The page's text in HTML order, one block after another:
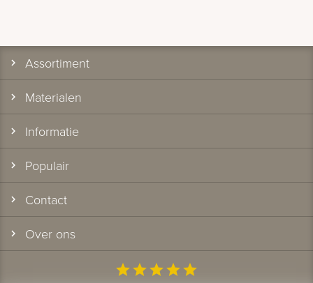
Assortiment
Materialen
Informatie
Populair
Contact
Over ons
starstarstarstarstar